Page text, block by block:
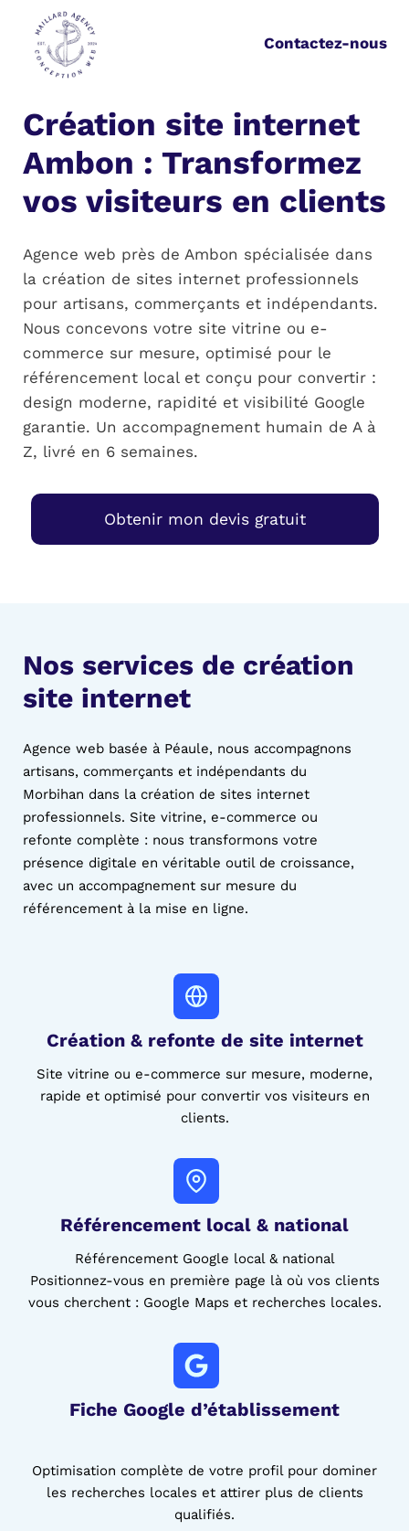
contenu
Contactez-nous
Création site internet
Ambon : Transformez
vos visiteurs en clients
Agence web près de Ambon spécialisée dans
la création de sites internet professionnels
pour artisans, commerçants et indépendants.
Nous concevons votre site vitrine ou e-
commerce sur mesure, optimisé pour le
référencement local et conçu pour convertir :
design moderne, rapidité et visibilité Google
garantie. Un accompagnement humain de A à
Z, livré en 6 semaines.
Obtenir mon devis gratuit
Nos services de création
site internet
Agence web basée à Péaule, nous accompagnons
artisans, commerçants et indépendants du
Morbihan dans la création de sites internet
professionnels. Site vitrine, e-commerce ou
refonte complète : nous transformons votre
présence digitale en véritable outil de croissance,
avec un accompagnement sur mesure du
référencement à la mise en ligne.
Création & refonte de site internet
Site vitrine ou e-commerce sur mesure, moderne,
rapide et optimisé pour convertir vos visiteurs en
clients.
Référencement local & national
Référencement Google local & national
Positionnez-vous en première page là où vos clients
vous cherchent : Google Maps et recherches locales.
Fiche Google d’établissement
Optimisation complète de votre profil pour dominer
les recherches locales et attirer plus de clients
qualifiés.